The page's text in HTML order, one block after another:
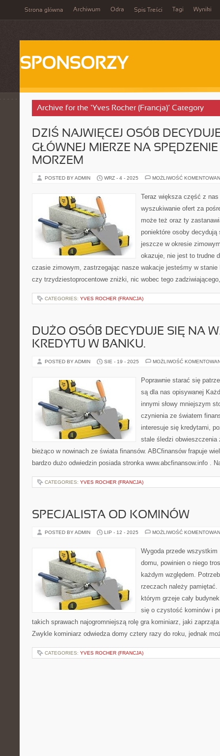
Strona główna Archiwum Odra Spis Treści Tagi Wyniki
SPONSORZY
Archive for the ‘Yves Rocher (Francja)’ Category
DZIŚ NAJWIĘCEJ OSÓB
GŁÓWNEJ MIERZE NA
MORZEM
POSTED BY ADMIN WRZ - 4 - 2025 MOŻLIWOŚĆ
Teraz większa część z
wyszukiwanie ofert za
może też oraz ty
poniektóre osoby decydują
jeszcze w okresie
okazuje, nie jest to trudne
czasie zimowym, zastrzegając nasze wakacje jesteśmy w
czy trzydziestoprocentowe zniżki, nic wobec tego
CATEGORIES: YVES ROCHER (FRANCJA)
DUŻO OSÓB DECYDUJE SIĘ NA
KREDYTU W BANKU.
POSTED BY ADMIN SIE - 19 - 2025 MOŻLIWOŚĆ
Poprawnie starać się
są dla nas opisywanej
innymi słowy mniejszym
czynienia ze światem
interesuje się kredytami,
stale śledzi
bieżąco w nowinach ze świata finansów. ABCfinansów frapuje
bardzo dużo odwiedzin posiada stronka www.abcfinansow.info .
CATEGORIES: YVES ROCHER (FRANCJA)
SPECJALISTA OD KOMINÓW
POSTED BY ADMIN LIP - 12 - 2025 MOŻLIWOŚĆ
Wygoda przede wszystkim
domu, powinien o niego
każdym względem.
rzeczach należy
którym grzeje cały
się o czystość kominów i
takich sprawach najogromniejszą rolę gra kominiarz, jaki
Zwykle kominiarz odwiedza domy cztery razy do roku, jednak
CATEGORIES: YVES ROCHER (FRANCJA)